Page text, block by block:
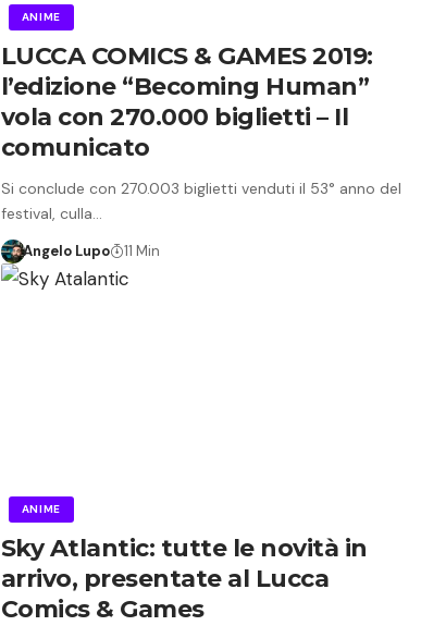
ANIME
LUCCA COMICS & GAMES 2019:
l’edizione “Becoming Human”
vola con 270.000 biglietti – Il
comunicato
Si conclude con 270.003 biglietti venduti il 53° anno del
festival, culla…
Angelo Lupo 11 Min
ANIME
Sky Atlantic: tutte le novità in
arrivo, presentate al Lucca
Comics & Games